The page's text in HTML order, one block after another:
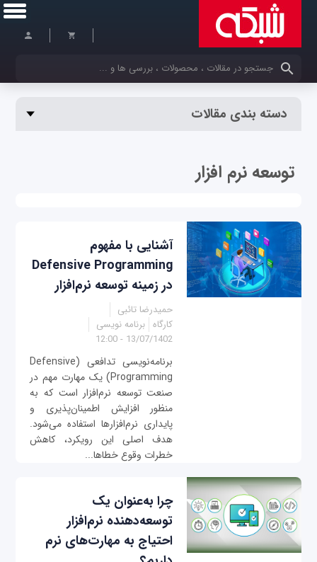
کلمات کلیدی خود را وارد کنید
دسته بندی مقالات
توسعه نرم افزار
آشنایی با مفهوم
Defensive Programming
در زمینه توسعه نرم‌افزار
حمیدرضا تائبی
کارگاه برنامه نویسی
13/07/1402 - 12:00
برنامه‌نویسی تدافعی (Defensive
Programming) یک مهارت مهم در
صنعت توسعه نرم‌افزار است که به
منظور افزایش اطمینان‌پذیری و
پایداری نرم‌افزارها استفاده می‌شود.
هدف اصلی این رویکرد، کاهش
خطرات وقوع خطاها...
چرا به‌عنوان یک
توسعه‌دهنده نرم‌افزار
احتیاج به مهارت‌های نرم